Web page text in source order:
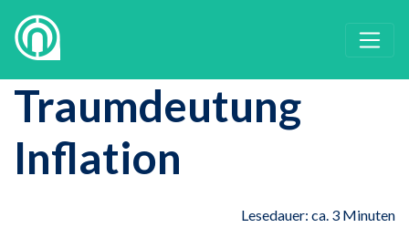
Traumdeutung
Inflation
Lesedauer: ca. 3 Minuten